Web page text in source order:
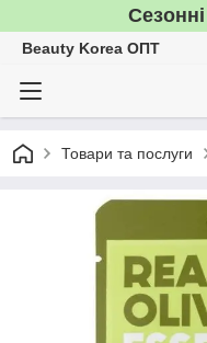
Beauty Korea ОПТ
Товари та послуги